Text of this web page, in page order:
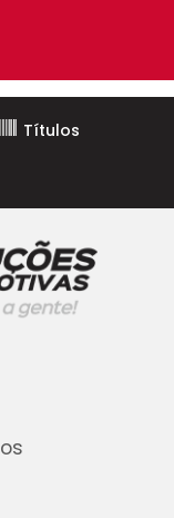
Títulos